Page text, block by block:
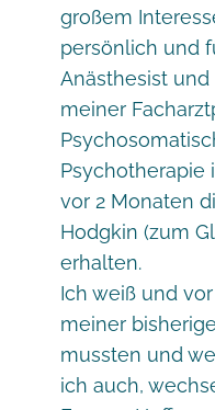
großem
persönlich und
Anästhesist
meiner
vor 2 Monaten
Hodgkin (zum
erhalten.
Ich weiß und
meiner
mussten und
ich auch,